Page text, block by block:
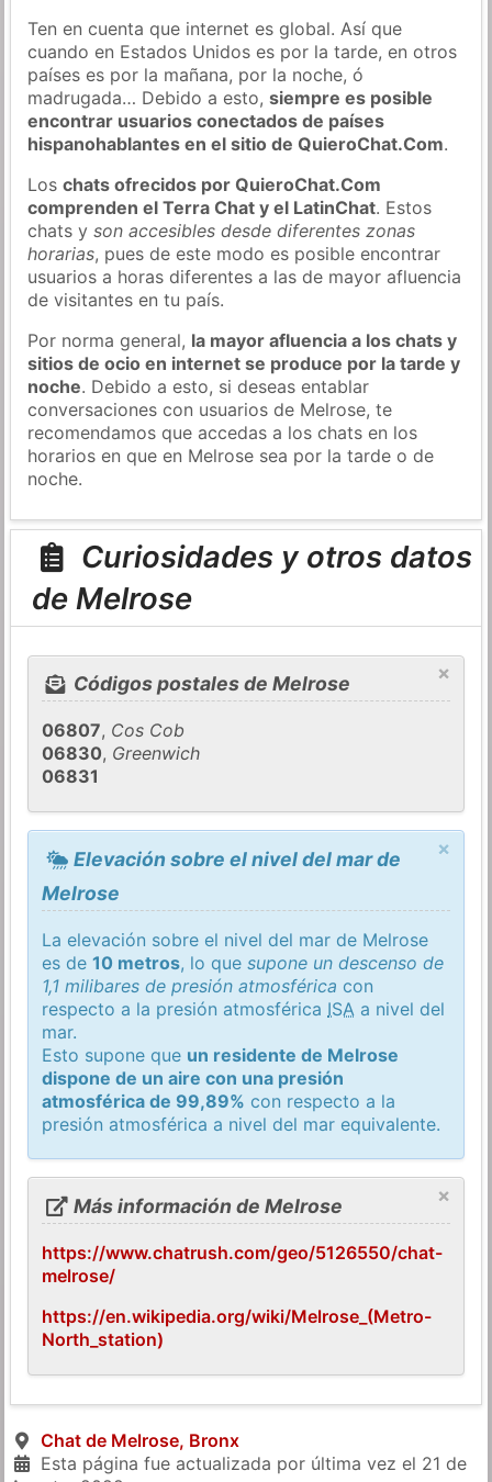
Ten en cuenta que internet es global. Así que
cuando en Estados Unidos es por la tarde, en otros
países es por la mañana, por la noche, ó
madrugada… Debido a esto,siempre es posible
encontrar usuarios conectados de países
hispanohablantes en el sitio de QuieroChat.Com.
Loschats ofrecidos por QuieroChat.Com
comprenden el Terra Chat y el LatinChat. Estos
chats yson accesibles desde diferentes zonas
horarias, pues de este modo es posible encontrar
usuarios a horas diferentes a las de mayor afluencia
de visitantes en tu país.
Por norma general, la mayor afluencia a los chats y
sitios de ocio en internet se produce por la tarde y
noche. Debido a esto, si deseas entablar
conversaciones con usuarios de Melrose, te
recomendamos que accedas a los chats en los
horarios en que en Melrose sea por la tarde o de
noche.
Curiosidades y otros datos
de Melrose
×
Códigos postales de Melrose
06807, Cos Cob
06830, Greenwich
06831
×
Elevación sobre el nivel del mar de
Melrose
La elevación sobre el nivel del mar de Melrose
es de10 metros, lo quesupone un descenso de
1,1 milibares de presión atmosférica con
respecto a la presión atmosférica ISA a nivel del
mar.
Esto supone que un residente de Melrose
dispone de un aire con una presión
atmosférica de 99,89% con respecto a la
presión atmosférica a nivel del mar equivalente.
×
Más información de Melrose
https://www.chatrush.com/geo/5126550/chat-
melrose/
https://en.wikipedia.org/wiki/Melrose_(Metro-
North_station)
Chat de Melrose, Bronx
Esta página fue actualizada por última vez el 21 de